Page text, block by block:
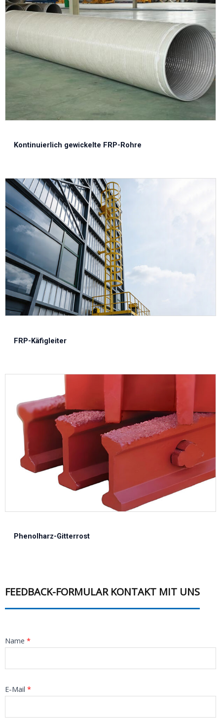
Kontinuierlich gewickelte FRP-Rohre
FRP-Käfigleiter
Phenolharz-Gitterrost
FEEDBACK-FORMULAR KONTAKT MIT UNS
Name *
E-Mail *